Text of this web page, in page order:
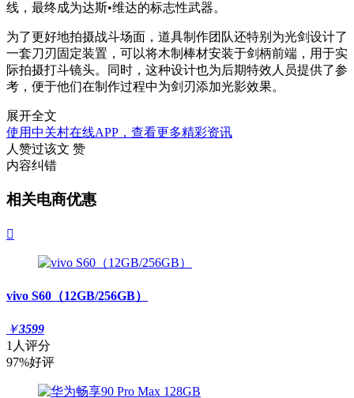
线，最终成为达斯•维达的标志性武器。
为了更好地拍摄战斗场面，道具制作团队还特别为光剑设计了
一套刀刃固定装置，可以将木制棒材安装于剑柄前端，用于实
际拍摄打斗镜头。同时，这种设计也为后期特效人员提供了参
考，便于他们在制作过程中为剑刃添加光影效果。
展开全文
使用中关村在线APP，查看更多精彩资讯
人赞过该文 赞
内容纠错
相关电商优惠

vivo S60（12GB/256GB）
￥3599
1人评分
97%好评